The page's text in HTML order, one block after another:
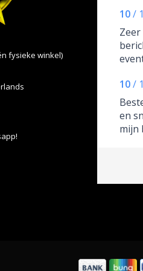
fysieke winkel)
10 /
Zeer
10 /
en
mijn